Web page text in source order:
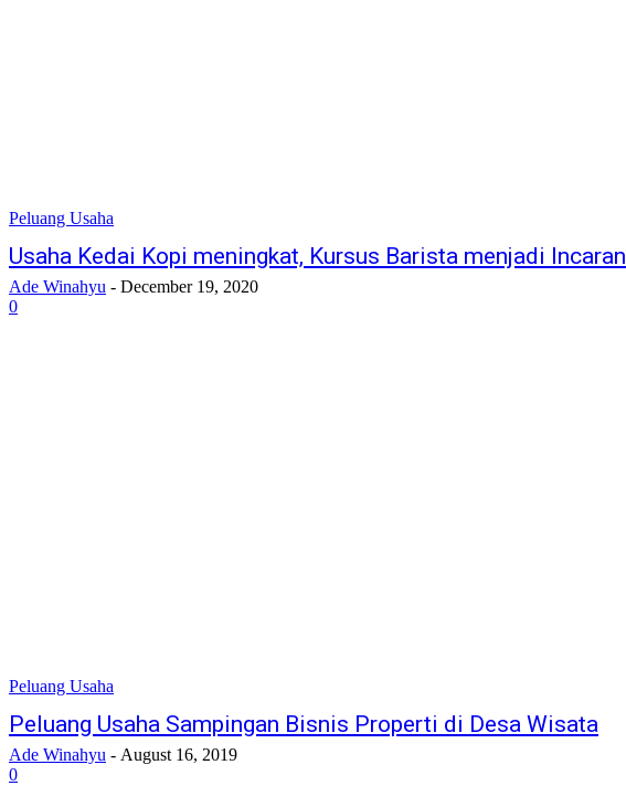
Peluang Usaha
Usaha Kedai Kopi meningkat, Kursus Barista menjadi Incaran
Ade Winahyu - December 19, 2020
0
Peluang Usaha
Peluang Usaha Sampingan Bisnis Properti di Desa Wisata
Ade Winahyu - August 16, 2019
0